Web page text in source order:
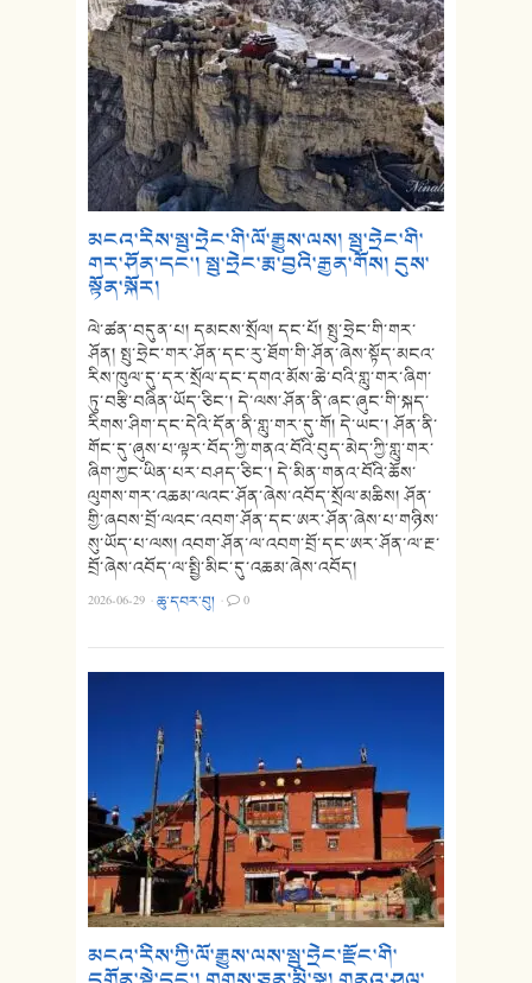
མངའ་རིས་སྤུ་ཧྲེང་གི་ལོ་རྒྱུས་ལས། སྤུ་ཧྲེང་གི་
གར་ཤོན་དང་། སྤུ་ཧྲེང་རྨ་བྱའི་རྒྱན་གོས། དུས་
སྟོན་སྐོར།
ལེ་ཚན་བདུན་པ། དམངས་སྲོལ། དང་པོ། སྤུ་ཧྲེང་གི་གར་
ཤོན། སྤུ་ཧྲེང་གར་ཤོན་དང་རུ་ཐོག་གི་ཤོན་ཞེས་སྟོད་མངའ་
རིས་ཁུལ་དུ་དར་སྲོལ་དང་དགའ་མོས་ཆེ་བའི་གླུ་གར་ཞིག་
ཏུ་བརྩི་བཞིན་ཡོད་ཅིང་། དེ་ལས་ཤོན་ནི་ཞང་ཞུང་གི་སྐད་
རིགས་ཤིག་དང་དེའི་དོན་ནི་གླུ་གར་དུ་གོ། དེ་ཡང་། ཤོན་ནི་
གོང་དུ་ཞུས་པ་ལྟར་བོད་ཀྱི་གནའ་བོའི་བུད་མེད་ཀྱི་གླུ་གར་
ཞིག་ཀྱང་ཡིན་པར་བཤད་ཅིང་། དེ་མིན་གནའ་བོའི་ཆོས་
ལུགས་གར་འཆམ་ལའང་ཤོན་ཞེས་འབོད་སྲོལ་མཆིས། ཤོན་
གྱི་ཞབས་བྲོ་ལའང་འབག་ཤོན་དང་ཨར་ཤོན་ཞེས་པ་གཉིས་
སུ་ཡོད་པ་ལས། འབག་ཤོན་ལ་འབག་བྲོ་དང་ཨར་ཤོན་ལ་རྔ་
བྲོ་ཞེས་འབོད་ལ་སྤྱི་མིང་དུ་འཆམ་ཞེས་འབོད།
2026-06-29 ·ཆུ་དབར་བུ། · 0
མངའ་རིས་ཀྱི་ལོ་རྒྱུས་ལས་སྤུ་ཧྲེང་རྫོང་གི་